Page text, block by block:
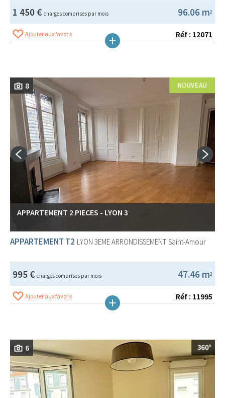
96.06 m2
1 450 € charges comprises par mois
Ajouter aux favoris Réf : 12071
8
APPARTEMENT 2 PIECES - LYON 3
APPARTEMENT T2 LYON 3EME ARRONDISSEMENT Saint-Amour
47.46 m2
995 € charges comprises par mois
Ajouter aux favoris Réf : 11995
6